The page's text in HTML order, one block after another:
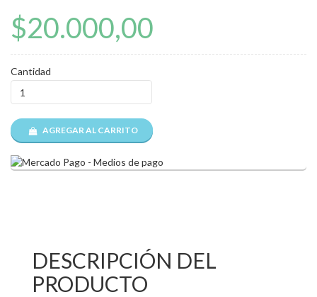
$20.000,00
Cantidad
AGREGAR AL CARRITO
DESCRIPCIÓN DEL
PRODUCTO